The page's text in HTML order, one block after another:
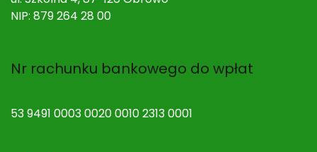
NIP: 879 264 28 00
Nr rachunku bankowego do wpłat
53 9491 0003 0020 0010 2313 0001